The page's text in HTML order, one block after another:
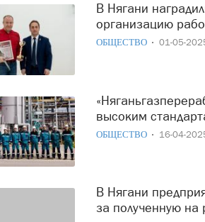
В Нягани наградили победителей конкурса на лучшую
организацию
ОБЩЕСТВО 01-05-
«Няганьгазпереработка» подтвердила соответствие
высоким
ОБЩЕСТВО 16-04-
В Нягани предприятие выплатило охраннику полмиллиона
за полученную на